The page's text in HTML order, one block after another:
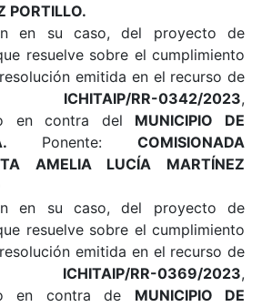
PORTILLO.
en su caso, del proyecto de
resuelve sobre el cumplimiento
emitida en el recurso de
RR-0342/2023,
en contra del MUNICIPIO DE
Ponente: COMISIONADA
AMELIA LUCÍA MARTÍNEZ
en su caso, del proyecto de
resuelve sobre el cumplimiento
emitida en el recurso de
RR-0369/2023,
en contra de MUNICIPIO DE